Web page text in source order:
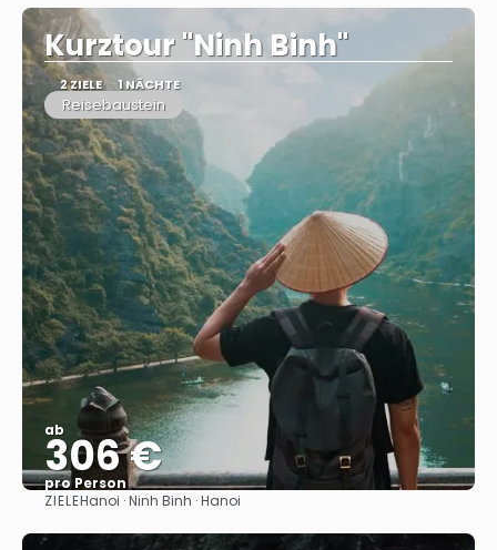
Kurztour "Ninh Binh"
2 ZIELE 1 NÄCHTE
Reisebaustein
ab
306 €
pro Person
Sehen
ZIELEHanoi · Ninh Binh · Hanoi